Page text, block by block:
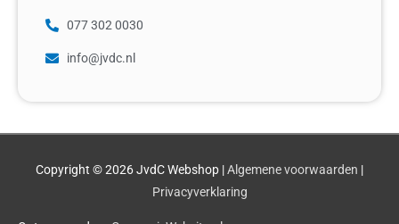
077 302 0030
info@jvdc.nl
Copyright © 2026JvdC Webshop |Algemene voorwaarden |
Privacyverklaring